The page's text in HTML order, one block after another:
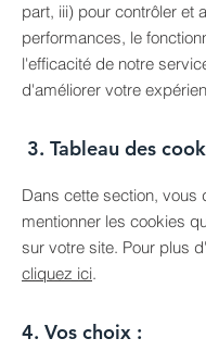
part, iii) pour contrôler et
performances, le
l'efficacité de notre
d'améliorer votre
3. Tableau des
Dans cette section, vous
mentionner les cookies
sur votre site. Pour plus
cliquez ici.
4. Vos choix :